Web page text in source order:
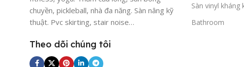
chuyền, pickleball, nhà đa năng. Sàn nâng kỹ
thuật. Pvc skirting, stair noise…
Theo dõi chúng tôi
Sàn vinyl kháng
Bathroom